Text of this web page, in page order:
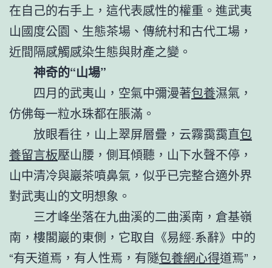
在自己的右手上，這代表感性的權重。進武夷
山國度公園、生態茶場、傳統村和古代工場，
近間隔感觸感染生態與財產之變。
神奇的“山場”
四月的武夷山，空氣中彌漫著包養濕氣，
仿佛每一粒水珠都在脹滿。
放眼看往，山上翠屏層疊，云霧靄靄直包
養留言板壓山腰，側耳傾聽，山下水聲不停，
山中清冷與巖茶噴鼻氣，似乎已完整合適外界
對武夷山的文明想象。
三才峰坐落在九曲溪的二曲溪南，倉基嶺
南，樓閣巖的東側，它取自《易經·系辭》中的
“有天道焉，有人性焉，有隧包養網心得道焉”，